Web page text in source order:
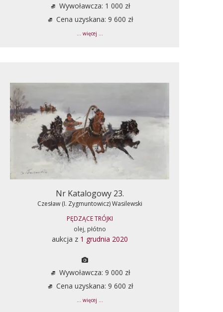
Wywoławcza: 1 000 zł
Cena uzyskana: 9 600 zł
... więcej ...
Nr Katalogowy 23.
Czesław (I. Zygmuntowicz) Wasilewski
PĘDZĄCE TRÓJKI
olej, płótno
aukcja z 1 grudnia 2020
Wywoławcza: 9 000 zł
Cena uzyskana: 9 600 zł
... więcej ...